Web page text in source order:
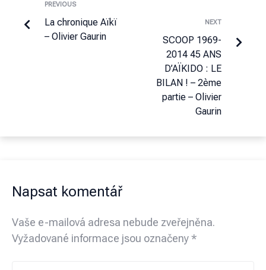
PREVIOUS
La chronique Aïkï
– Olivier Gaurin
NEXT
SCOOP 1969-
2014 45 ANS
D’AÏKIDO : LE
BILAN ! – 2ème
partie – Olivier
Gaurin
Napsat komentář
Vaše e-mailová adresa nebude zveřejněna.
Vyžadované informace jsou označeny*